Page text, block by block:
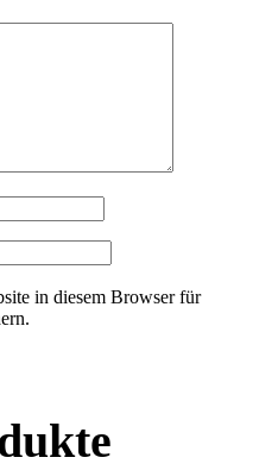
in diesem Browser für